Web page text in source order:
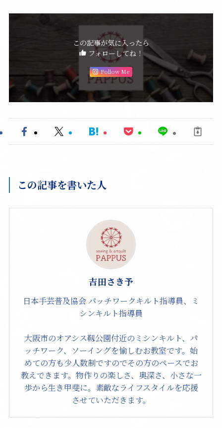
この記事が気に入ったら
フォローしてね！
Follow Me
この記事を書いた人
吉田さき予
日本手芸普及協会 パッチワークキルト指導員、ミ
シンキルト指導員
大阪市のオアシス靱公園付近のミシンキルト、パ
ッチワーク、ソーイングを愉しむお教室です。始
めての方も少人数制ですのでその方のペースでお
教えできます。物作りの楽しさ、奥深さ、小さな一
歩から生き甲斐に。素敵なライフスタイルを応援
させていただきます。